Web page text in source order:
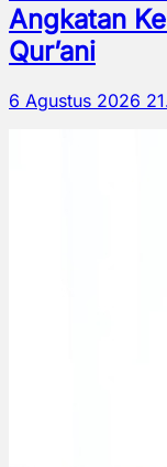
Angkatan
Qur’ani
6 Agustus 2026